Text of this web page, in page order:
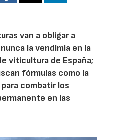
van a obligar a
la vendimia en la
viticultura de España;
fórmulas como la
combatir los
en las